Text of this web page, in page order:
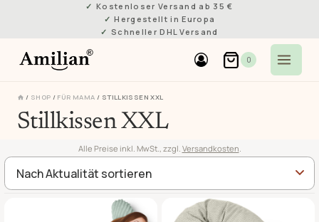
Kostenloser Versand ab 35 €
Hergestellt in Europa
Schneller DHL Versand
0
/ SHOP / FÜR MAMA / STILLKISSEN XXL
Stillkissen XXL
Alle Preise inkl. MwSt., zzgl. Versandkosten